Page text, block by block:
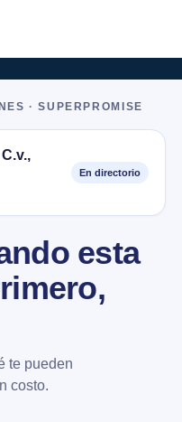
· SUPERPROMISE
En directorio
esta
te pueden
costo.